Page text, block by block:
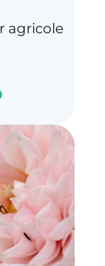
agricole